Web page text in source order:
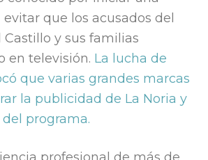
que los acusados del
y sus familias
en televisión. La lucha de
que varias grandes marcas
la publicidad de La Noria y
programa.